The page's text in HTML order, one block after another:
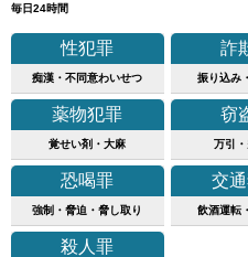
毎日24時間
性犯罪
痴漢・不同意わいせつ
詐
振り込み
薬物犯罪
覚せい剤・大麻
窃
万引
恐喝罪
強制・脅迫・脅し取り
交
飲酒運転
殺人罪